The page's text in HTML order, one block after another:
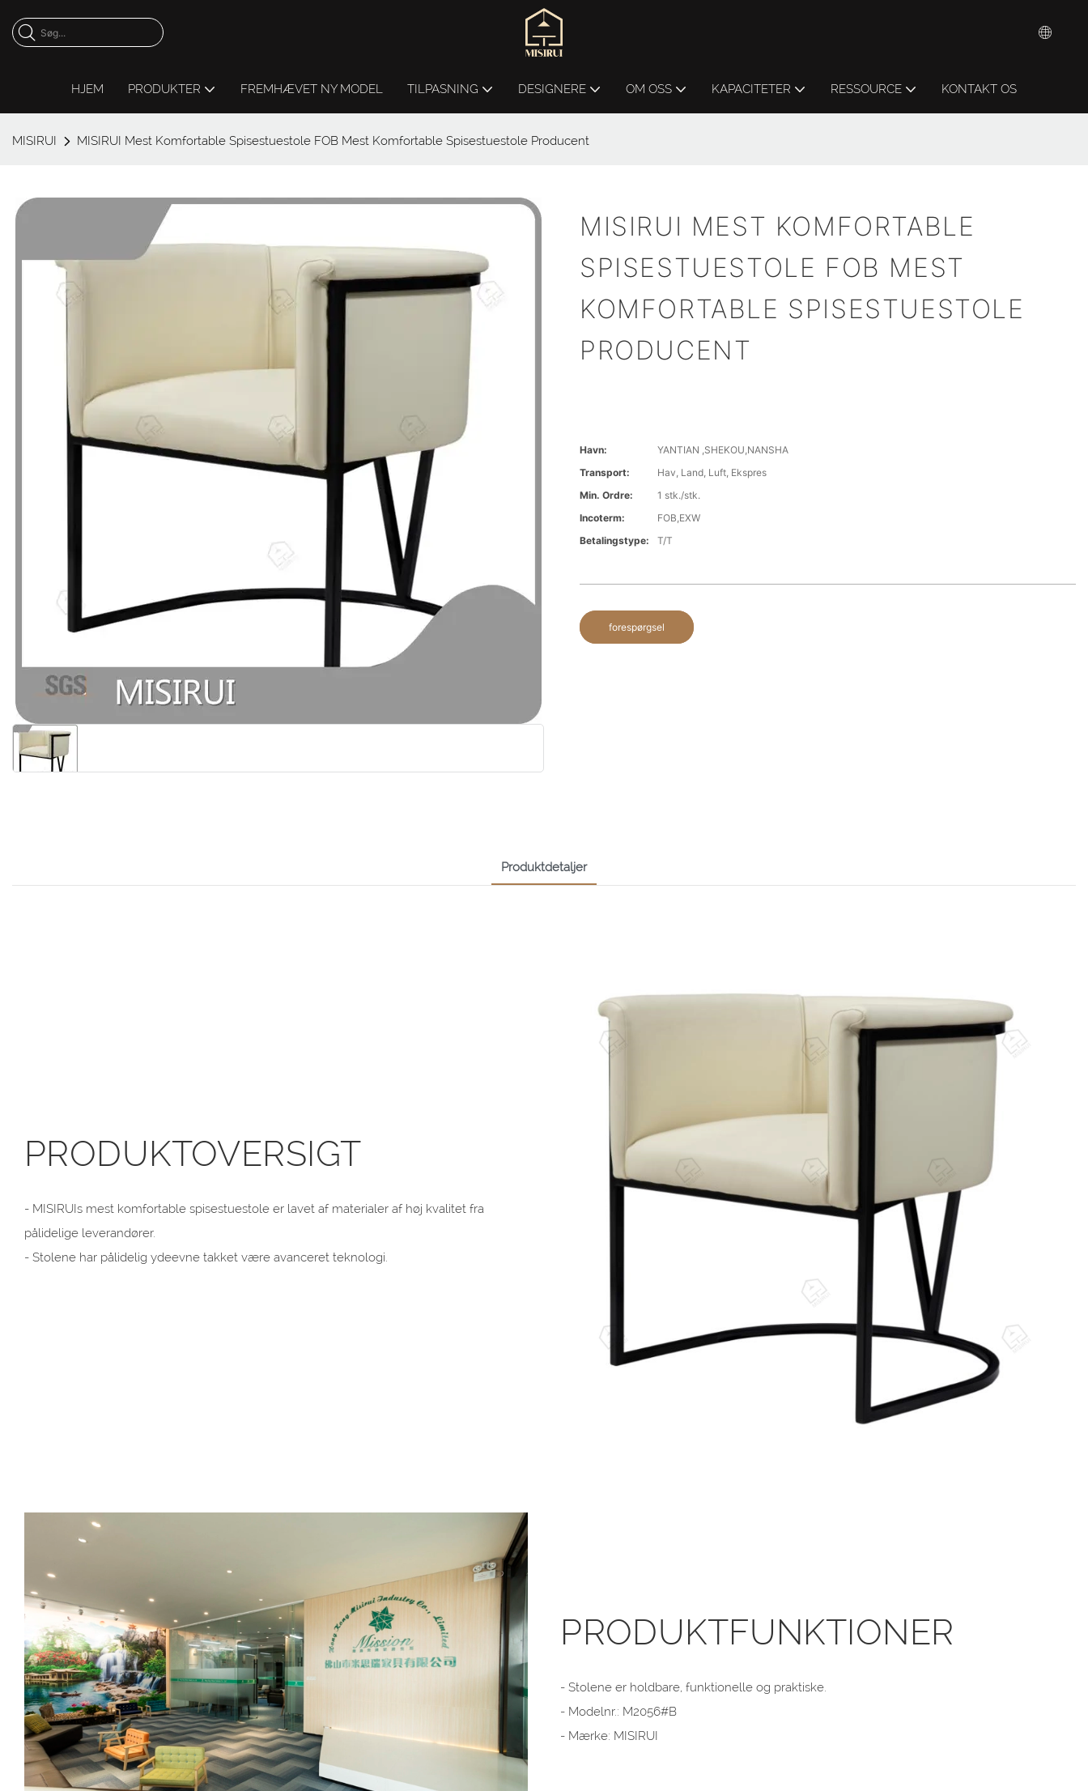
HJEM PRODUKTER FREMHÆVET NY MODEL TILPASNING DESIGNERE OM OSS KAPACITETER RESSOURCE KONTAKT OS
MISIRUI MISIRUI Mest Komfortable Spisestuestole FOB Mest Komfortable Spisestuestole Producent
MISIRUI MEST KOMFORTABLE
SPISESTUESTOLE FOB MEST
KOMFORTABLE SPISESTUESTOLE
PRODUCENT
Havn:
YANTIAN ,SHEKOU,NANSHA
Transport:
Hav, Land, Luft, Ekspres
Min. Ordre:
1 stk./stk.
Incoterm:
FOB,EXW
Betalingstype:
T/T
forespørgsel
Produktdetaljer
PRODUKTOVERSIGT
- MISIRUIs mest komfortable spisestuestole er lavet af materialer af høj kvalitet fra
pålidelige leverandører.
- Stolene har pålidelig ydeevne takket være avanceret teknologi.
PRODUKTFUNKTIONER
- Stolene er holdbare, funktionelle og praktiske.
- Modelnr.: M2056#B
- Mærke: MISIRUI